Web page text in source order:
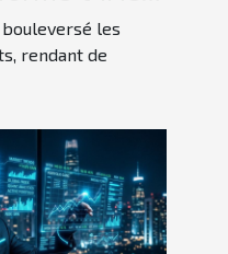
?
les
rendant de